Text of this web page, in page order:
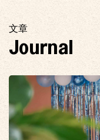
文章
Journal